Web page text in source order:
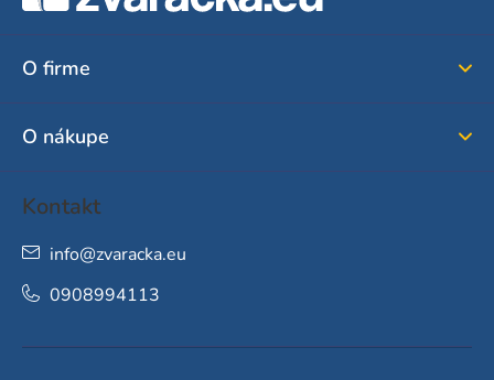
O firme
O nákupe
Kontakt
info@zvaracka.eu
0908994113